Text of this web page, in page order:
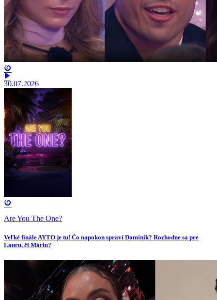
30.07.2026
Are You The One?
Veľké finále AYTO je tu! Čo napokon spraví Dominik? Rozhodne sa pre
Lauru, či Máriu?